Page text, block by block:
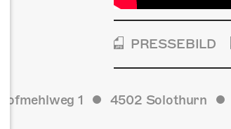
PRESSEBILD
Kofmehlweg 1 4502 Solothurn